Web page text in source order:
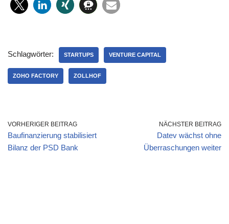
Schlagwörter: STARTUPS VENTURE CAPITAL
ZOHO FACTORY ZOLLHOF
VORHERIGER BEITRAG
Baufinanzierung stabilisiert
Bilanz der PSD Bank
NÄCHSTER BEITRAG
Datev wächst ohne
Überraschungen weiter